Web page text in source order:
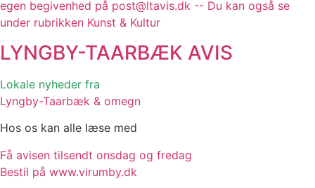
egen begivenhed på post@ltavis.dk -- Du kan også se
under rubrikken Kunst & Kultur
LYNGBY-TAARBÆK AVIS
Lokale nyheder fra
Lyngby-Taarbæk & omegn
Hos os kan alle læse med
Få avisen tilsendt onsdag og fredag
Bestil på www.virumby.dk